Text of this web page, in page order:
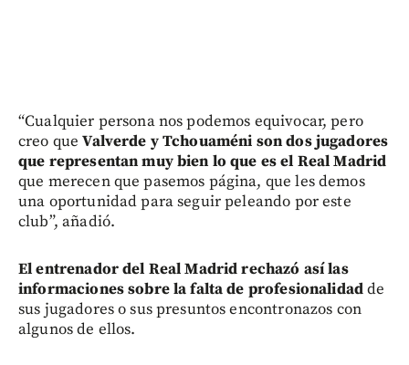
“Cualquier persona nos podemos equivocar, pero
creo que Valverde y Tchouaméni son dos jugadores
que representan muy bien lo que es el Real Madrid
que merecen que pasemos página, que les demos
una oportunidad para seguir peleando por este
club”, añadió.
El entrenador del Real Madrid rechazó así las
informaciones sobre la falta de profesionalidadde
sus jugadores o sus presuntos encontronazos con
algunos de ellos.